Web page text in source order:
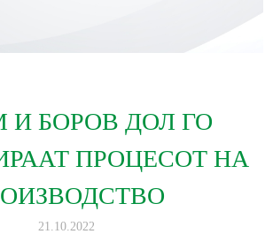
И БОРОВ ДОЛ ГО
ПРОЦЕСОТ НА
21.10.2022